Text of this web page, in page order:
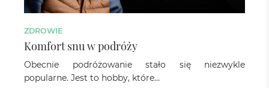
ZDROWIE
Komfort snu w podróży
Obecnie podróżowanie stało się niezwykle
popularne. Jest to hobby, które…